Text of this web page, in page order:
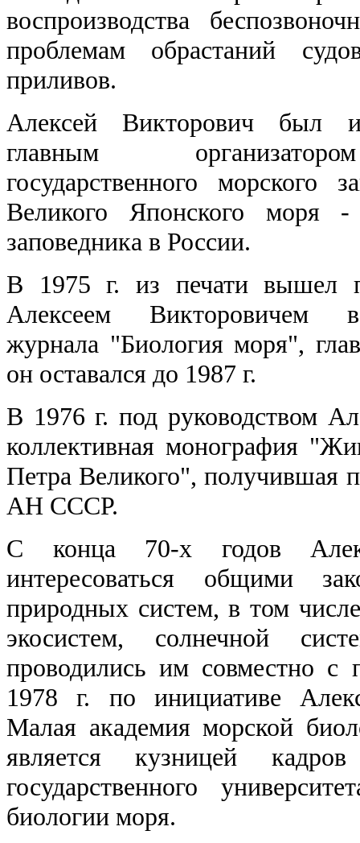
воспроизводства
проблемам обрастаний
приливов.
Алексей Викторович был
главным
государственного морского
Великого Японского моря -
заповедника в России.
В 1975 г. из печати вышел
Алексеем Викторовичем
журнала "Биология моря",
он оставался до 1987 г.
В 1976 г. под руководством
коллективная монография
Петра Великого",
АН СССР.
С конца 70-х годов
интересоваться общими
природных систем, в том
экосистем, солнечной
проводились им совместно
1978 г. по инициативе
Малая академия морской
является кузницей
государственного
биологии моря.